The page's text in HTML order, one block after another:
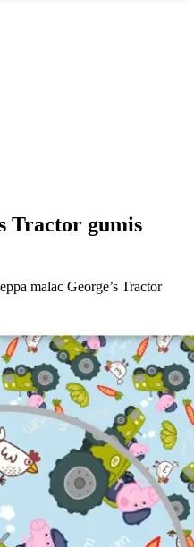
Tractor gumis
malac George’s Tractor